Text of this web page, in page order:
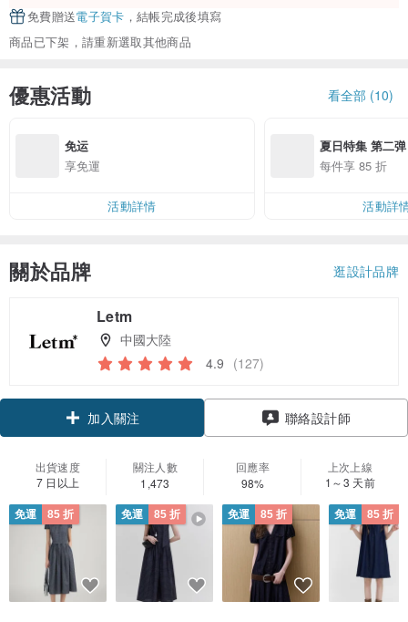
免費贈送電子賀卡 ，結帳完成後填寫
商品已下架，請重新選取其他商品
優惠活動 看全部 (10)
免运
享免運
活動詳情
夏日特集 第二弹
每件享 85 折
活動詳
關於品牌 逛設計品牌
Letm
中國大陸
4.9 (127)
加入關注
聯絡設計師
出貨速度
7 日以上
關注人數
1,473
回應率
98%
上次上線
1～3 天前
免運 85 折 免運 85 折 免運 85 折 免運 85 折